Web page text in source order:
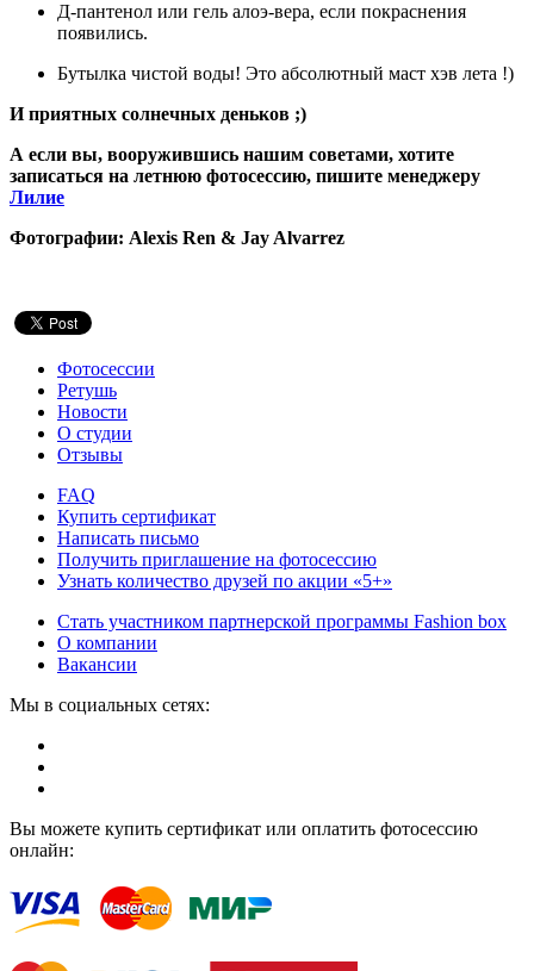
Д-пантенол или гель алоэ-вера, если покраснения
появились.
Бутылка чистой воды! Это абсолютный маст хэв лета !)
И приятных солнечных деньков ;)
А если вы, вооружившись нашим советами, хотите
записаться на летнюю фотосессию, пишите менеджеру
Лилие
Фотографии: Alexis Ren & Jay Alvarrez
Фотосессии
Ретушь
Новости
О студии
Отзывы
FAQ
Купить сертификат
Написать письмо
Получить приглашение на фотосессию
Узнать количество друзей по акции «5+»
Стать участником партнерской программы Fashion box
О компании
Вакансии
Мы в социальных сетях:
Вы можете купить сертификат или оплатить фотосессию
онлайн: